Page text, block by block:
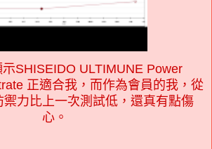
SHISEIDO ULTIMUNE Power
正適合我，而作為會員的我，從
禦力比上一次測試低，還真有點傷
心。